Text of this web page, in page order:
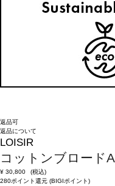
返品可
返品について
LOISIR
コットンブロード
¥ 30,800
(税込)
280ポイント還元 (BIGIポイント)